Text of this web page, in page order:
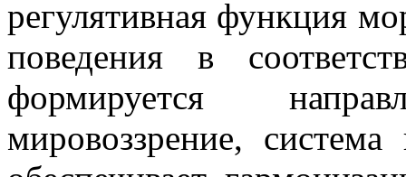
регулятивная функция
поведения в
формируется
мировоззрение,